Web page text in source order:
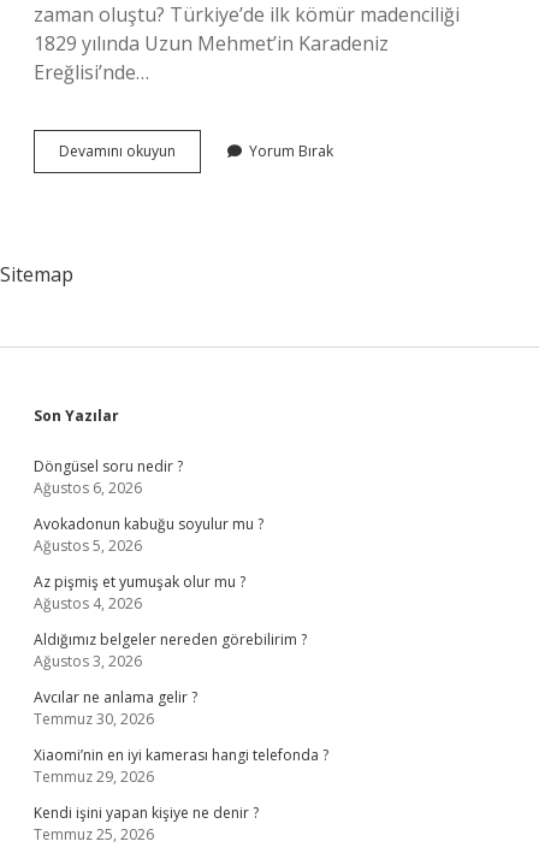
zaman oluştu? Türkiye’de ilk kömür madenciliği
1829 yılında Uzun Mehmet’in Karadeniz
Ereğlisi’nde…
Devamını okuyun Kömürü
Hangi
Yorum Bırak
Sitemap
Sidebar
Son Yazılar
Döngüsel soru nedir ?
Ağustos 6, 2026
Avokadonun kabuğu soyulur mu ?
Ağustos 5, 2026
Az pişmiş et yumuşak olur mu ?
Ağustos 4, 2026
Aldığımız belgeler nereden görebilirim ?
Ağustos 3, 2026
Avcılar ne anlama gelir ?
Temmuz 30, 2026
Xiaomi’nin en iyi kamerası hangi telefonda ?
Temmuz 29, 2026
Kendi işini yapan kişiye ne denir ?
Temmuz 25, 2026